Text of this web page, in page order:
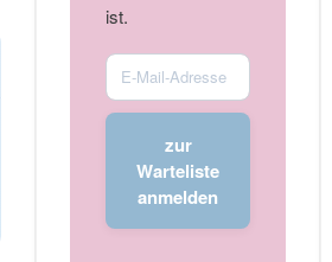
ist.
Enter
your
email
addresszur
Warteliste
anmelden